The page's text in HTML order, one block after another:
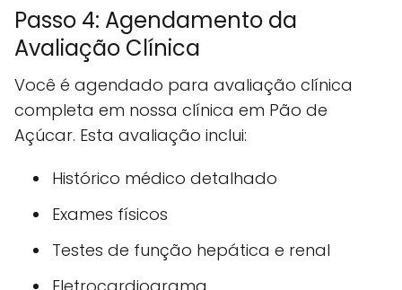
Passo 4: Agendamento da
Avaliação Clínica
Você é agendado para avaliação clínica
completa em nossa clínica em Pão de
Açúcar. Esta avaliação inclui:
Histórico médico detalhado
Exames físicos
Testes de função hepática e renal